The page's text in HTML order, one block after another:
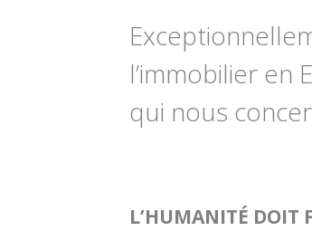
l’immobilier en
qui nous
L’HUMANITÉ DOIT